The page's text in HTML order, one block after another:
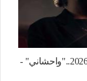
مسلم يطلق الأغنية الرئيسية بألبومه لصيف 2026.."واحشاني" -